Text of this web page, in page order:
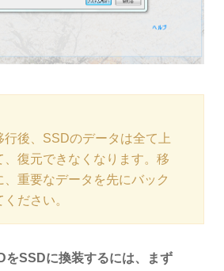
行後、SSDのデータは全て上
、復元できなくなります。移
、重要なデータを先にバック
ださい。
をSSDに換装するには、まず